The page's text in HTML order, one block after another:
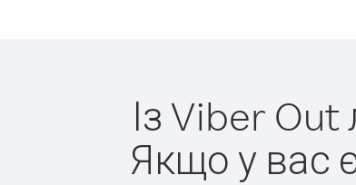
Із Viber
Якщо у вас